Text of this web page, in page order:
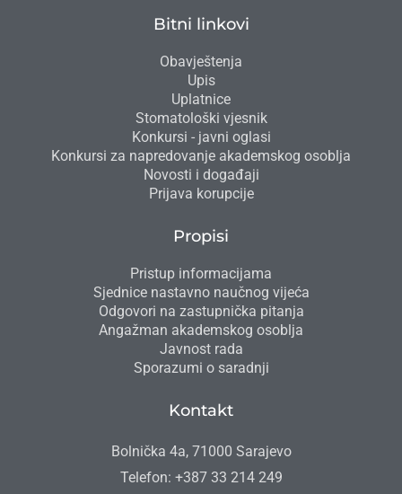
Bitni linkovi
Obavještenja
Upis
Uplatnice
Stomatološki vjesnik
Konkursi - javni oglasi
Konkursi za napredovanje akademskog osoblja
Novosti i događaji
Prijava korupcije
Propisi
Pristup informacijama
Sjednice nastavno naučnog vijeća
Odgovori na zastupnička pitanja
Angažman akademskog osoblja
Javnost rada
Sporazumi o saradnji
Kontakt
Bolnička 4a, 71000 Sarajevo
Telefon: +387 33 214 249